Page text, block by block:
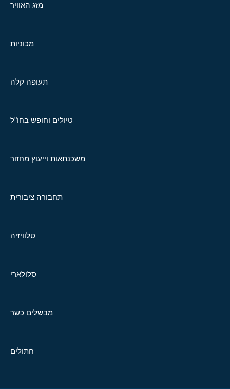
מזג האוויר
מכוניות
תעופה קלה
טיולים וחופש בחו"ל
משכנתאות וייעוץ מחזור
תחבורה ציבורית
טלוויזיה
סלולארי
מבשלים כשר
חתולים